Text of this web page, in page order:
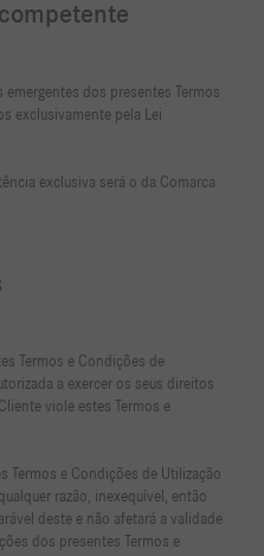
dos presentes Termos
exclusivamente pela Lei
exclusiva será o da Comarca
Termos e Condições de
a exercer os seus direitos
viole estes Termos e
Termos e Condições de Utilização
razão, inexequível, então
deste e não afetará a validade
dos presentes Termos e